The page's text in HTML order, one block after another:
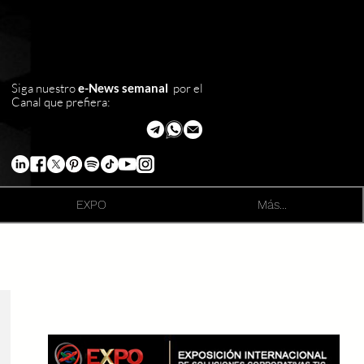
Siga nuestroe-News semanal por el
Canal que prefiera:
EXPO Más...